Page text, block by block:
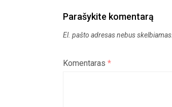
Parašykite komentarą
El. pašto adresas nebus skelbiamas.
Komentaras*